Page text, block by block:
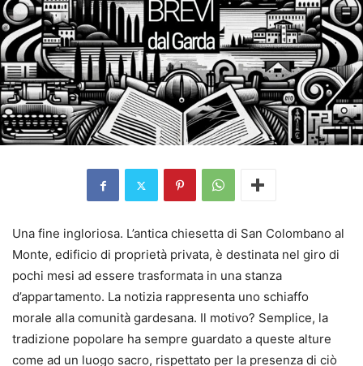
Una fine ingloriosa. L’antica chiesetta di San Colombano al
Monte, edificio di proprietà privata, è destinata nel giro di
pochi mesi ad essere trasformata in una stanza
d’appartamento. La notizia rappresenta uno schiaffo
morale alla comunità gardesana. Il motivo? Semplice, la
tradizione popolare ha sempre guardato a queste alture
come ad un luogo sacro, rispettato per la presenza di ciò